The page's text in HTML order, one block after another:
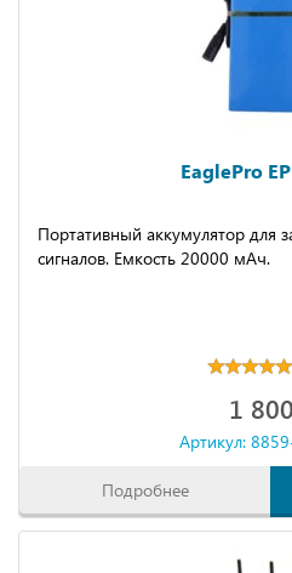
EaglePro
Портативный аккумулятор для
сигналов. Емкость 20000 мАч.
1 800
Артикул:
Подробнее